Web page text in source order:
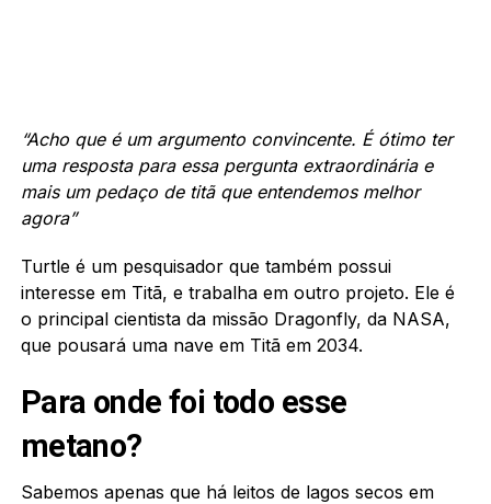
“Acho que é um argumento convincente. É ótimo ter
uma resposta para essa pergunta extraordinária e
mais um pedaço de titã que entendemos melhor
agora”
Turtle é um pesquisador que também possui
interesse em Titã, e trabalha em outro projeto. Ele é
o principal cientista da missão Dragonfly, da NASA,
que pousará uma nave em Titã em 2034.
Para onde foi todo esse
metano?
Sabemos apenas que há leitos de lagos secos em